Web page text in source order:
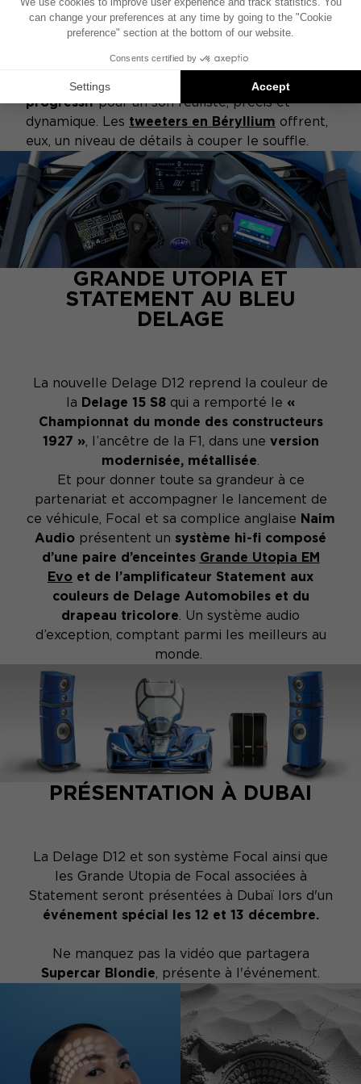
les ingénieurs Focal ont conçu unenouvelle
membrane sandwich « W » à profil « M » au
design unique et disruptif.
S’ajoutent les atouts de la suspension TMD
autre exclusivité Focal, et du
spider
progressifpour un son réaliste, précis et
dynamique. Les tweeters en Béryllium offrent,
eux, un niveau de détails à couper le souffle.
GRANDE UTOPIA ET
STATEMENT AU BLEU
DELAGE
La nouvelle Delage D12 reprend la couleur de
la Delage 15 S8 qui a remporté le «
Championnat du monde des constructeurs
1927 », l’ancêtre de la F1, dans une version
modernisée, métallisée.
Et pour donner toute sa grandeur à ce
partenariat et accompagner le lancement de
ce véhicule, Focal et sa complice anglaise Naim
Audio présentent un système hi-fi composé
d’une paire d’enceintes Grande Utopia EM
Evo et de l’amplificateur Statement aux
couleurs de Delage Automobiles et du
drapeau tricolore. Un système audio
d’exception, comptant parmi les meilleurs au
monde.
PRÉSENTATION À DUBAI
La Delage D12 et son système Focal ainsi que
les Grande Utopia de Focal associées à
Statement seront présentées à Dubaï lors d'un
événement spécial les 12 et 13 décembre.
Ne manquez pas la vidéo que partagera
Supercar Blondie , présente à l'événement.